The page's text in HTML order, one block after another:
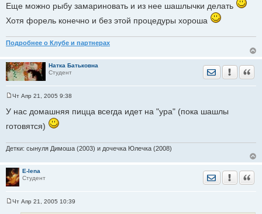
о
щ
и
е
Еще можно рыбу замариновать и из нее шашлычки делать
Хотя форель конечно и без этой процедуры хороша
Подробнее о Клубе и партнерах
Натка Батьковна
Студент
Отправить
о
щ
н
и
Чт Апр 21, 2005 9:38
У нас домашняя пицца всегда идет на "ура" (пока шашлы
готовятся)
Детки: сынуля Димоша (2003) и дочечка Юлечка (2008)
E-lena
Студент
Отправить
Чт Апр 21, 2005 10:39